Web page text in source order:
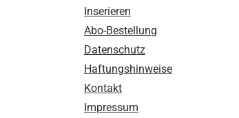
Inserieren
Abo-Bestellung
Datenschutz
Haftungshinweise
Kontakt
Impressum